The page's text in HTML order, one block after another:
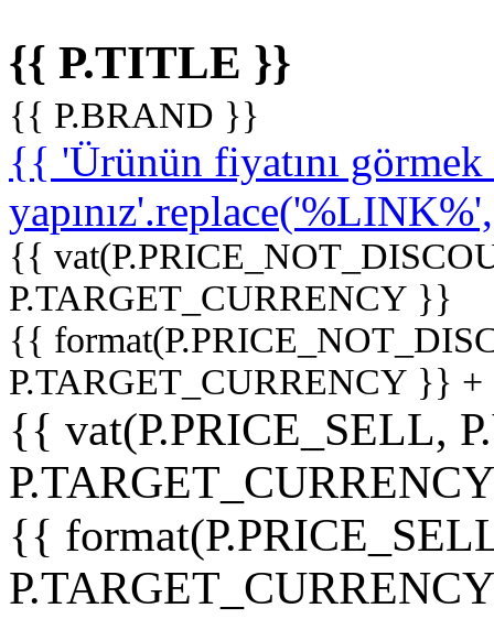
{{ P.TITLE }}
{{ P.BRAND }}
{{ 'Ürünün fiyatını
{{
P.TARGET_CURRENCY }}
{{
P.TARGET_CURRENCY }}
{{ vat(P.PRICE_SELL,
{{